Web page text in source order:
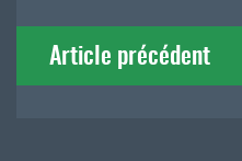
Navigation
deArticle précédent